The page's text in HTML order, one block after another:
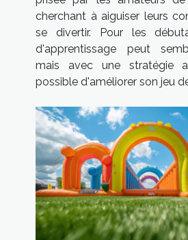
cherchant à aiguiser leurs
se divertir. Pour les
d'apprentissage peut
mais avec une stratégie
possible d'améliorer son jeu